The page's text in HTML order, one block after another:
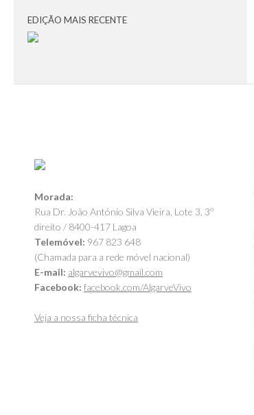
EDIÇÃO MAIS RECENTE
Morada:
Rua Dr. João António Silva Vieira, Lote 3, 3º
direito / 8400-417 Lagoa
Telemóvel: 967 823 648
(Chamada para a rede móvel nacional)
E-mail: algarvevivo@gmail.com
Facebook: facebook.com/AlgarveVivo
Veja a nossa ficha técnica